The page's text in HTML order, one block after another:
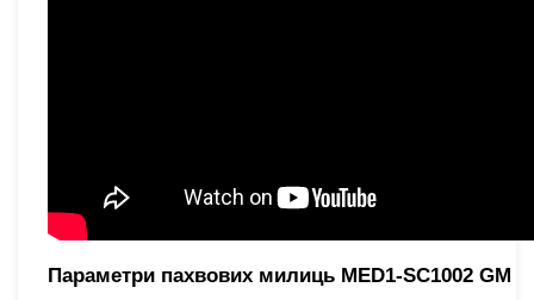
Параметри пахвових милиць MED1-SC1002 GM